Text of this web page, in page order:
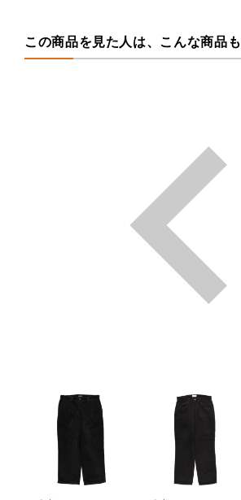
この商品を見た人は、こんな商品